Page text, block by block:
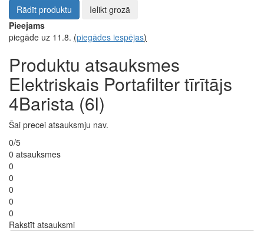
Rādīt produktu
Ielikt grozā
Pieejams
piegāde uz 11.8. (piegādes iespējas)
Produktu atsauksmes
Elektriskais Portafilter tīrītājs
4Barista (6l)
Šai precei atsauksmju nav.
0/5
0 atsauksmes
0
0
0
0
0
Rakstīt atsauksmi